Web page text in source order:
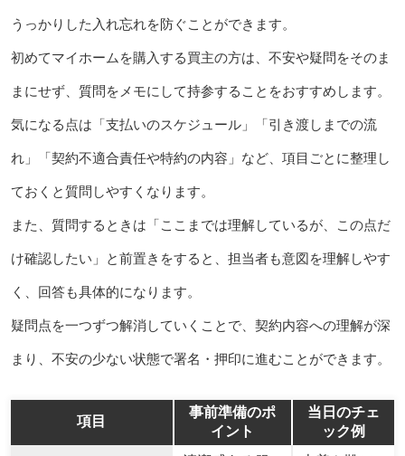
うっかりした入れ忘れを防ぐことができます。
初めてマイホームを購入する買主の方は、不安や疑問をそのま
まにせず、質問をメモにして持参することをおすすめします。
気になる点は「支払いのスケジュール」「引き渡しまでの流
れ」「契約不適合責任や特約の内容」など、項目ごとに整理し
ておくと質問しやすくなります。
また、質問するときは「ここまでは理解しているが、この点だ
け確認したい」と前置きをすると、担当者も意図を理解しやす
く、回答も具体的になります。
疑問点を一つずつ解消していくことで、契約内容への理解が深
まり、不安の少ない状態で署名・押印に進むことができます。
項目
事前準備のポ
イント
当日のチェ
ック例